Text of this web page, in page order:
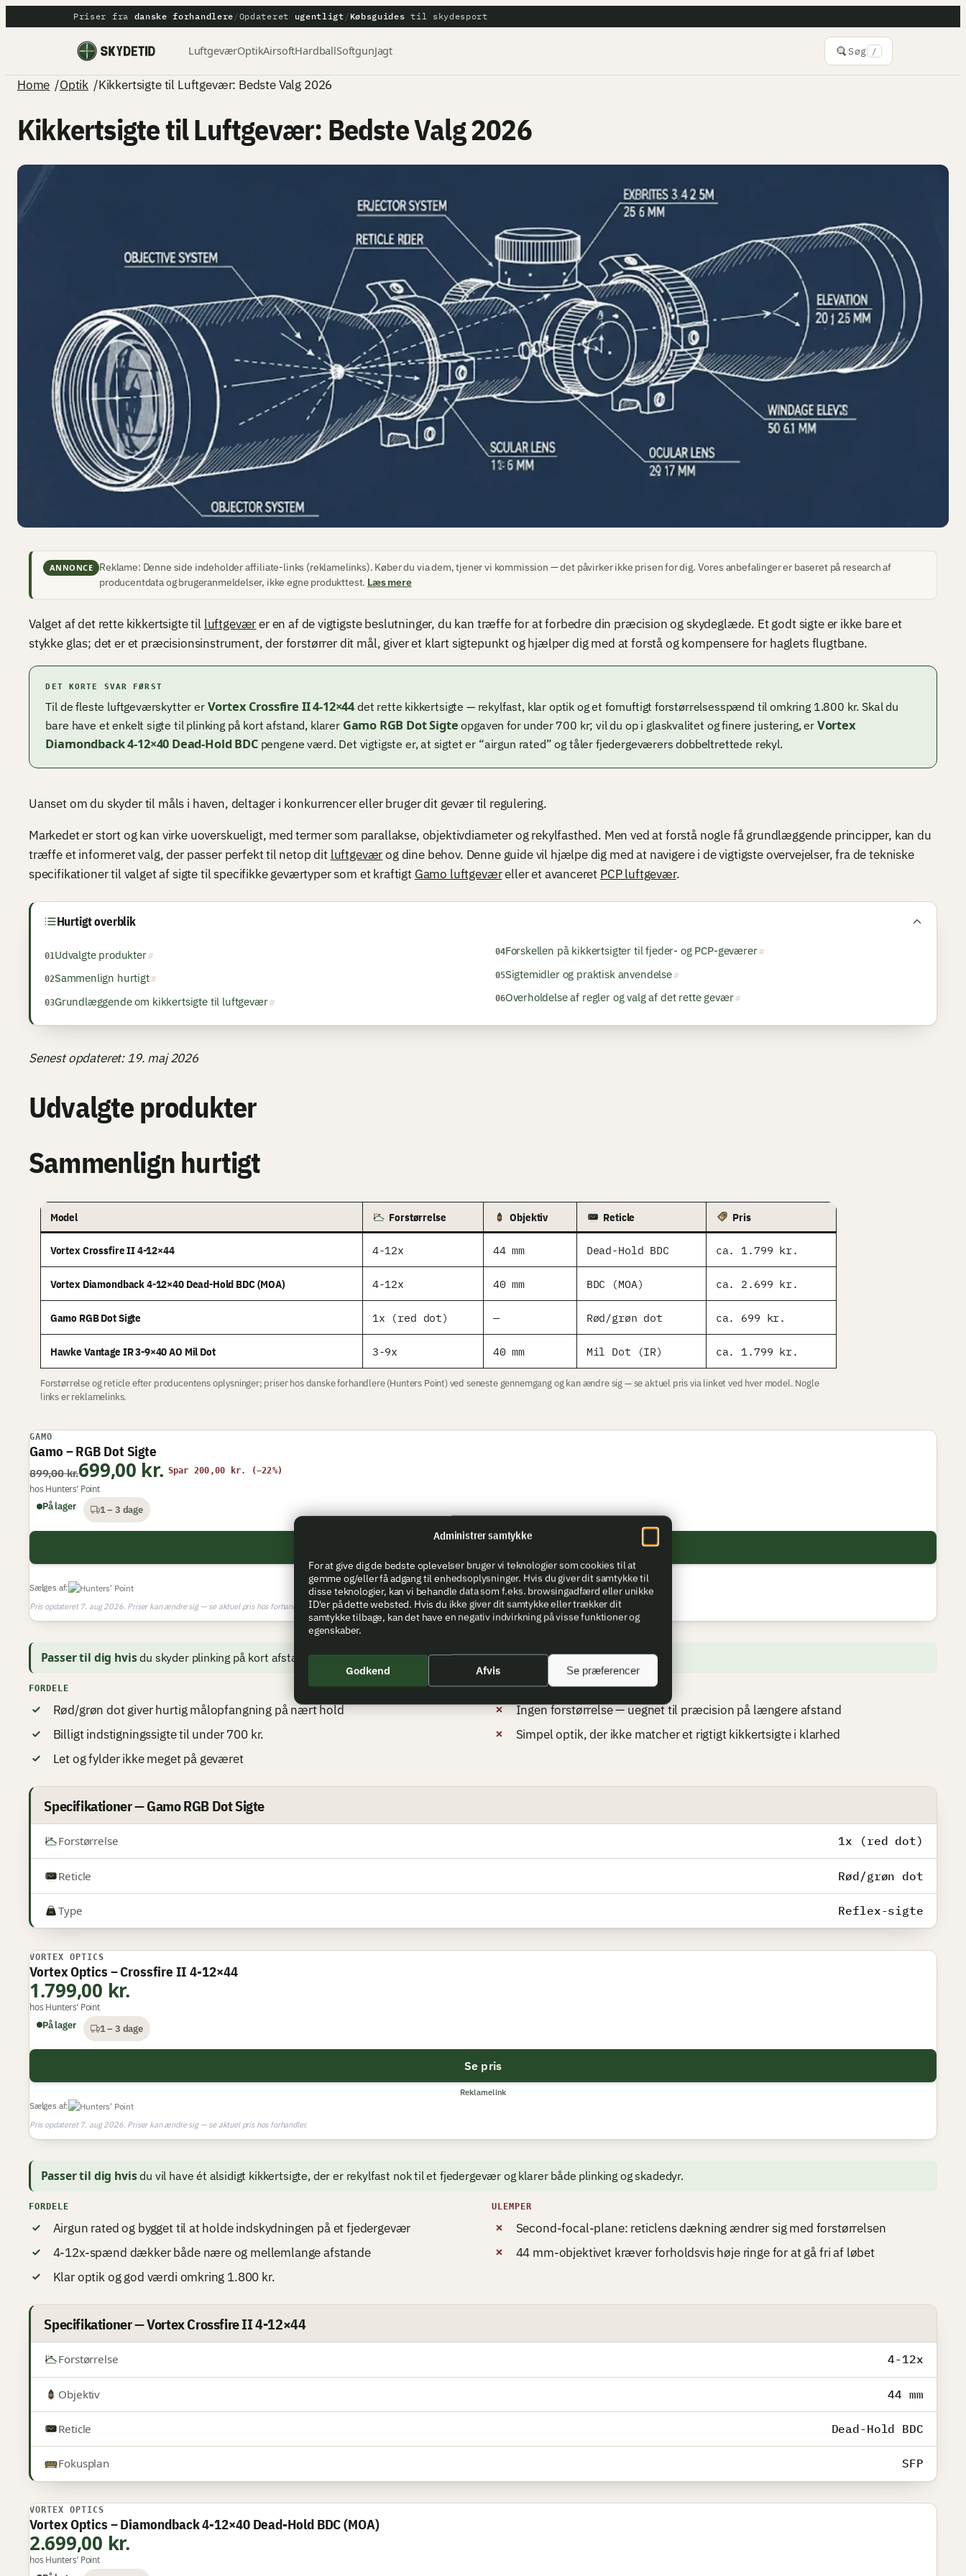
Administrer samtykke
For at give dig de bedste oplevelser bruger vi teknologier som cookies til at
gemme og/eller få adgang til enhedsoplysninger. Hvis du giver dit samtykke til
disse teknologier, kan vi behandle data som f.eks. browsingadfærd eller unikke
ID'er på dette websted. Hvis du ikke giver dit samtykke eller trækker dit
samtykke tilbage, kan det have en negativ indvirkning på visse funktioner og
egenskaber.
Godkend Afvis Se præferencer
Priser fra danske forhandlere /Opdateret ugentligt / Købsguides til skydesport
LuftgeværOptikAirsoftHardballSoftgunJagt Søg /
Home /Optik /Kikkertsigte til Luftgevær: Bedste Valg 2026
Kikkertsigte til Luftgevær: Bedste Valg 2026
ANNONCE
Reklame: Denne side indeholder affiliate-links (reklamelinks). Køber du via dem, tjener vi kommission — det påvirker ikke prisen for dig. Vores anbefalinger er baseret på research af
producentdata og brugeranmeldelser, ikke egne produkttest. Læs mere
Valget af det rette kikkertsigte til luftgeværer en af de vigtigste beslutninger, du kan træffe for at forbedre din præcision og skydeglæde. Et godt sigte er ikke bare et
stykke glas; det er et præcisionsinstrument, der forstørrer dit mål, giver et klart sigtepunkt og hjælper dig med at forstå og kompensere for haglets flugtbane.
DET KORTE SVAR FØRST
Til de fleste luftgeværskytter erVortex Crossfire II 4-12×44det rette kikkertsigte — rekylfast, klar optik og et fornuftigt forstørrelsesspænd til omkring 1.800 kr. Skal du
bare have et enkelt sigte til plinking på kort afstand, klarer Gamo RGB Dot Sigteopgaven for under 700 kr; vil du op i glaskvalitet og finere justering, erVortex
Diamondback 4-12×40 Dead-Hold BDCpengene værd. Det vigtigste er, at sigtet er “airgun rated” og tåler fjedergeværers dobbeltrettede rekyl.
Uanset om du skyder til måls i haven, deltager i konkurrencer eller bruger dit gevær til regulering.
Markedet er stort og kan virke uoverskueligt, med termer som parallakse, objektivdiameter og rekylfasthed. Men ved at forstå nogle få grundlæggende principper, kan du
træffe et informeret valg, der passer perfekt til netop dit luftgeværog dine behov. Denne guide vil hjælpe dig med at navigere i de vigtigste overvejelser, fra de tekniske
specifikationer til valget af sigte til specifikke geværtyper som et kraftigt Gamo luftgeværeller et avanceret PCP luftgevær.
Hurtigt overblik
Udvalgte produkter
Sammenlign hurtigt
Grundlæggende om kikkertsigte til luftgevær
Forskellen på kikkertsigter til fjeder- og PCP-geværer
Sigtemidler og praktisk anvendelse
Overholdelse af regler og valg af det rette gevær
Senest opdateret: 19. maj 2026
Udvalgte produkter
Sammenlign hurtigt
Model Forstørrelse Objektiv Reticle Pris
Vortex Crossfire II 4-12×44 4-12x 44 mm Dead-Hold BDC ca. 1.799 kr.
Vortex Diamondback 4-12×40 Dead-Hold BDC (MOA) 4-12x 40 mm BDC (MOA) ca. 2.699 kr.
Gamo RGB Dot Sigte 1x (red dot) — Rød/grøn dot ca. 699 kr.
Hawke Vantage IR 3-9×40 AO Mil Dot 3-9x 40 mm Mil Dot (IR) ca. 1.799 kr.
Forstørrelse og reticle efter producentens oplysninger; priser hos danske forhandlere (Hunters Point) ved seneste gennemgang og kan ændre sig — se aktuel pris via linket ved hver model. Nogle
links er reklamelinks.
TILBUD
BEDSTE TIL PRISEN
GAMO
Gamo – RGB Dot Sigte
899,00 kr.699,00 kr. Spar 200,00 kr. (−22%)
hos Hunters’ Point
På lager
1 – 3 dage
Reklamelink
Sælges af:
Pris opdateret 7. aug 2026. Priser kan ændre sig — se aktuel pris hos forhandler.
Passer til dig hvisdu skyder plinking på kort afstand og bare vil have hurtig sigtning uden at bruge over budgettet.
FORDELE
Rød/grøn dot giver hurtig målopfangning på nært hold
Billigt indstigningssigte til under 700 kr.
Let og fylder ikke meget på geværet
ULEMPER
Ingen forstørrelse — uegnet til præcision på længere afstand
Simpel optik, der ikke matcher et rigtigt kikkertsigte i klarhed
Specifikationer — Gamo RGB Dot Sigte
Forstørrelse 1x (red dot)
Reticle Rød/grøn dot
Type Reflex-sigte
VI ANBEFALER
VORTEX OPTICS
Vortex Optics – Crossfire II 4-12×44
1.799,00 kr.
hos Hunters’ Point
På lager
1 – 3 dage
Se pris
Reklamelink
Sælges af:
Pris opdateret 7. aug 2026. Priser kan ændre sig — se aktuel pris hos forhandler.
Passer til dig hvisdu vil have ét alsidigt kikkertsigte, der er rekylfast nok til et fjedergevær og klarer både plinking og skadedyr.
FORDELE
Airgun rated og bygget til at holde indskydningen på et fjedergevær
4-12x-spænd dækker både nære og mellemlange afstande
Klar optik og god værdi omkring 1.800 kr.
ULEMPER
Second-focal-plane: reticlens dækning ændrer sig med forstørrelsen
44 mm-objektivet kræver forholdsvis høje ringe for at gå fri af løbet
Specifikationer — Vortex Crossfire II 4-12×44
Forstørrelse 4-12x
Objektiv 44 mm
Reticle Dead-Hold BDC
Fokusplan SFP
BEDSTE PREMIUM
VORTEX OPTICS
Vortex Optics – Diamondback 4-12×40 Dead-Hold BDC (MOA)
2.699,00 kr.
hos Hunters’ Point